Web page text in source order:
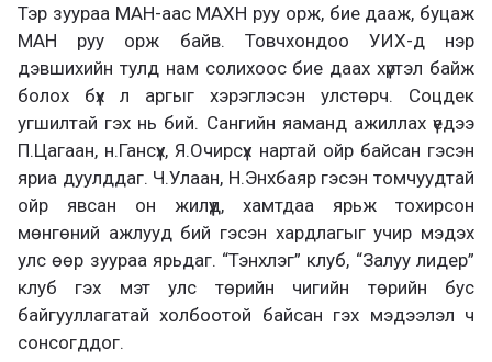
Тэр зуураа МАН-аас МАХН руу орж, бие дааж, буцаж
МАН руу орж байв. Товчхондоо УИХ-д нэр
дэвшихийн тулд нам солихоос бие даах хүртэл байж
болох бүх л аргыг хэрэглэсэн улстөрч. Соцдек
угшилтай гэх нь бий. Сангийн яаманд ажиллах үедээ
П.Цагаан, н.Гансүх, Я.Очирсүх нартай ойр байсан гэсэн
яриа дуулддаг. Ч.Улаан, Н.Энхбаяр гэсэн томчуудтай
ойр явсан он жилүүд, хамтдаа ярьж тохирсон
мөнгөний ажлууд бий гэсэн хардлагыг учир мэдэх
улс өөр зуураа ярьдаг. “Тэнхлэг” клуб, “Залуу лидер”
клуб гэх мэт улс төрийн чигийн төрийн бус
байгууллагатай холбоотой байсан гэх мэдээлэл ч
сонсогддог.